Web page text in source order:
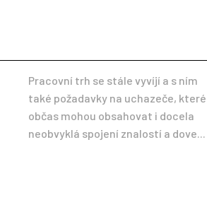
Pracovní trh se stále vyvíjí a s ním
také požadavky na uchazeče, které
občas mohou obsahovat i docela
neobvyklá spojení znalostí a dove...